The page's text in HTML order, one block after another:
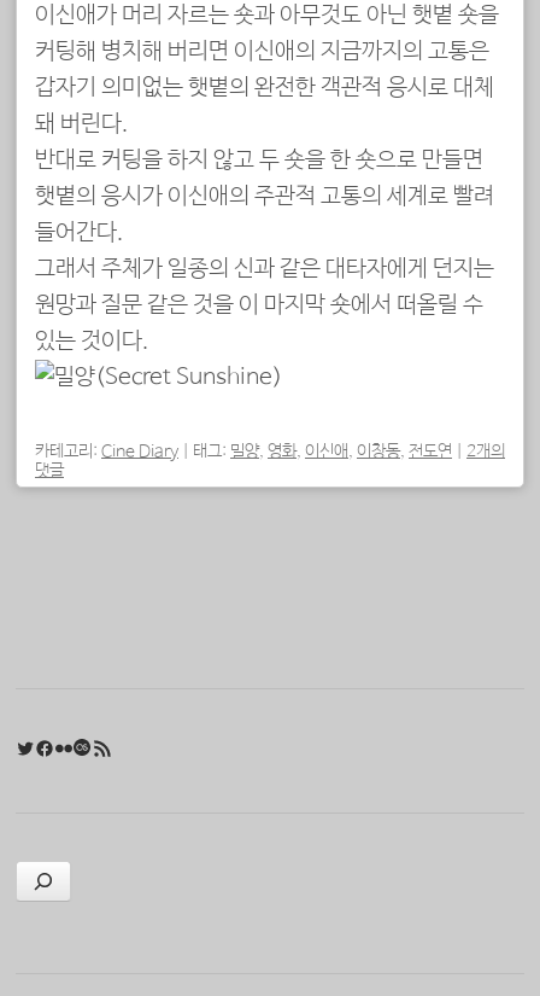
이신애가 머리 자르는 숏과 아무것도 아닌 햇볕 숏을
커팅해 병치해 버리면 이신애의 지금까지의 고통은
갑자기 의미없는 햇볕의 완전한 객관적 응시로 대체
돼 버린다.
반대로 커팅을 하지 않고 두 숏을 한 숏으로 만들면
햇볕의 응시가 이신애의 주관적 고통의 세계로 빨려
들어간다.
그래서 주체가 일종의 신과 같은 대타자에게 던지는
원망과 질문 같은 것을 이 마지막 숏에서 떠올릴 수
있는 것이다.
카테고리: Cine Diary 태그: 밀양, 영화, 이신애, 이창동, 전도연
2개의
댓글
Twitter
Facebook
FlickrLast.fm
검색